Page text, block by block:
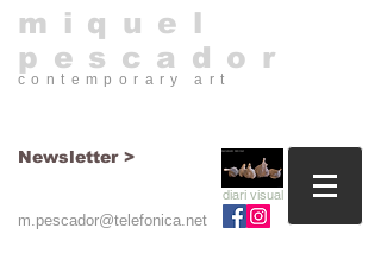
​miquel
pescador
contemporary art​
diari visual
m.pescador@telefonica.net
Newsletter >